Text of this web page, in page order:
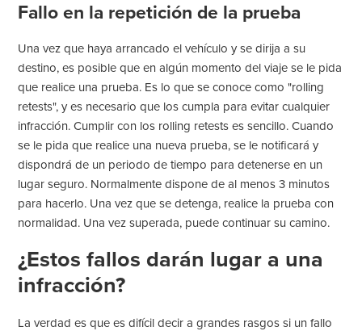
Fallo en la repetición de la prueba
Una vez que haya arrancado el vehículo y se dirija a su
destino, es posible que en algún momento del viaje se le pida
que realice una prueba. Es lo que se conoce como "rolling
retests", y es necesario que los cumpla para evitar cualquier
infracción. Cumplir con los rolling retests es sencillo. Cuando
se le pida que realice una nueva prueba, se le notificará y
dispondrá de un periodo de tiempo para detenerse en un
lugar seguro. Normalmente dispone de al menos 3 minutos
para hacerlo. Una vez que se detenga, realice la prueba con
normalidad. Una vez superada, puede continuar su camino.
¿Estos fallos darán lugar a una
infracción?
La verdad es que es difícil decir a grandes rasgos si un fallo